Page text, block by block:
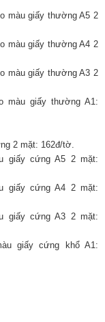
màu giấy thường A5 2
màu giấy thường A4 2
màu giấy thường A3 2
màu giấy thường A1:
2 mặt: 162đ/tờ.
giấy cứng A5 2 mặt:
giấy cứng A4 2 mặt:
giấy cứng A3 2 mặt:
giấy cứng khổ A1: